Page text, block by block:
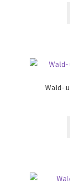
Wald-